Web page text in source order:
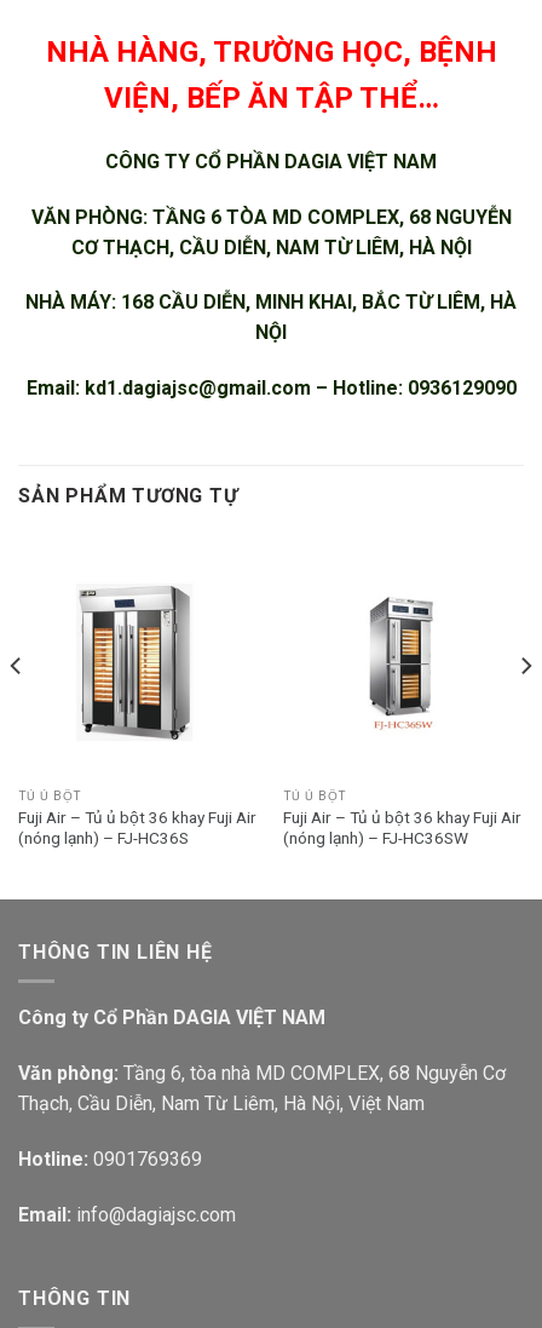
NHÀ HÀNG, TRƯỜNG HỌC, BỆNH
VIỆN, BẾP ĂN TẬP THỂ…
CÔNG TY CỔ PHẦN DAGIA VIỆT NAM
VĂN PHÒNG: TẦNG 6 TÒA MD COMPLEX, 68 NGUYỄN
CƠ THẠCH, CẦU DIỄN, NAM TỪ LIÊM, HÀ NỘI
NHÀ MÁY: 168 CẦU DIỄN, MINH KHAI, BẮC TỪ LIÊM, HÀ
NỘI
Email: kd1.dagiajsc@gmail.com – Hotline: 0936129090
SẢN PHẨM TƯƠNG TỰ
TỦ Ủ BỘT
Fuji Air – Tủ ủ bột 36 khay Fuji Air
(nóng lạnh) – FJ-HC36S
TỦ Ủ BỘT
Fuji Air – Tủ ủ bột 36 khay Fuji Air
(nóng lạnh) – FJ-HC36SW
THÔNG TIN LIÊN HỆ
Công ty Cổ Phần DAGIA VIỆT NAM
Văn phòng: Tầng 6, tòa nhà MD COMPLEX, 68 Nguyễn Cơ
Thạch, Cầu Diễn, Nam Từ Liêm, Hà Nội, Việt Nam
Hotline: 0901769369
Email: info@dagiajsc.com
THÔNG TIN